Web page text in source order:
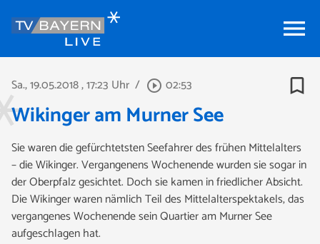
menu
Sa., 19.05.2018, 17:23 Uhr / play_circle_outline 02:53 bookmark_border
Wikinger am Murner See
Sie waren die gefürchtetsten Seefahrer des frühen Mittelalters
– die Wikinger. Vergangenens Wochenende wurden sie sogar in
der Oberpfalz gesichtet. Doch sie kamen in friedlicher Absicht.
Die Wikinger waren nämlich Teil des Mittelalterspektakels, das
vergangenes Wochenende sein Quartier am Murner See
aufgeschlagen hat.